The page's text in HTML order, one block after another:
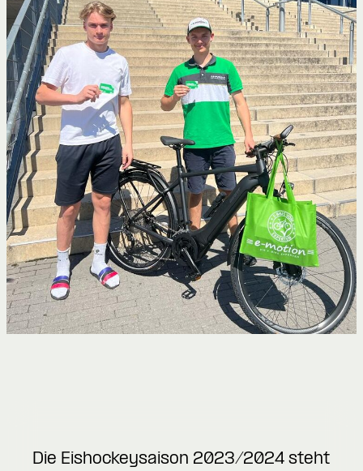
Die Eishockeysaison 2023/2024 steht